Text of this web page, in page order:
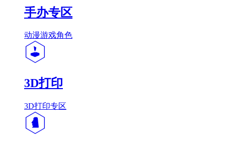
手办专区
动漫游戏角色
3D打印
3D打印专区